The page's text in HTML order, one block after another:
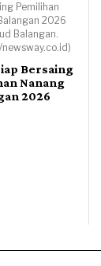
Pemilihan
2026
Balangan.
Bersaing
Nanang
2026